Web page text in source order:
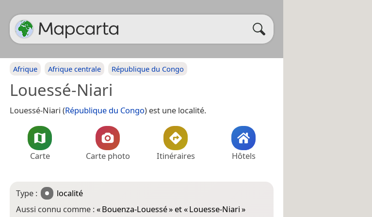
Afrique Afrique centrale République du Congo
Louessé-Niari
Louessé-Niari (République du Congo) est une localité.
Carte Carte photo Itinéraires Hôtels
Type :
localité
Aussi connu comme :«Bouenza-Louessé» et «Louesse-Niari»